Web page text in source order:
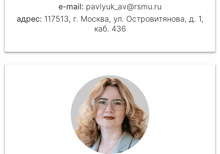
pavlyuk_av@rsmu.ru
117513, г. Москва, ул. Островитянова, д. 1,
каб. 436